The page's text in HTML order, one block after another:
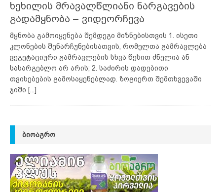
ხეხილის მრავალწლიანი ნარგავების
გადამყნობა – ვიდეორჩევა
მყნობა გამოიყენება შემდეგი მიზნებისთვის 1. ისეთი
კლონების შენარჩუნებისათვის, რომელთა გამრავლება
ვეგეტაციური გამრავლების სხვა წესით ძნელია ან
სასარგებლო არ არის; 2. საძირის დადებითი
თვისებების გამოსაყენებლად. ზოგიერთ შემთხვევაში
ჯიში [...]
ᲑᲘᲝᲐᲒᲠᲝ